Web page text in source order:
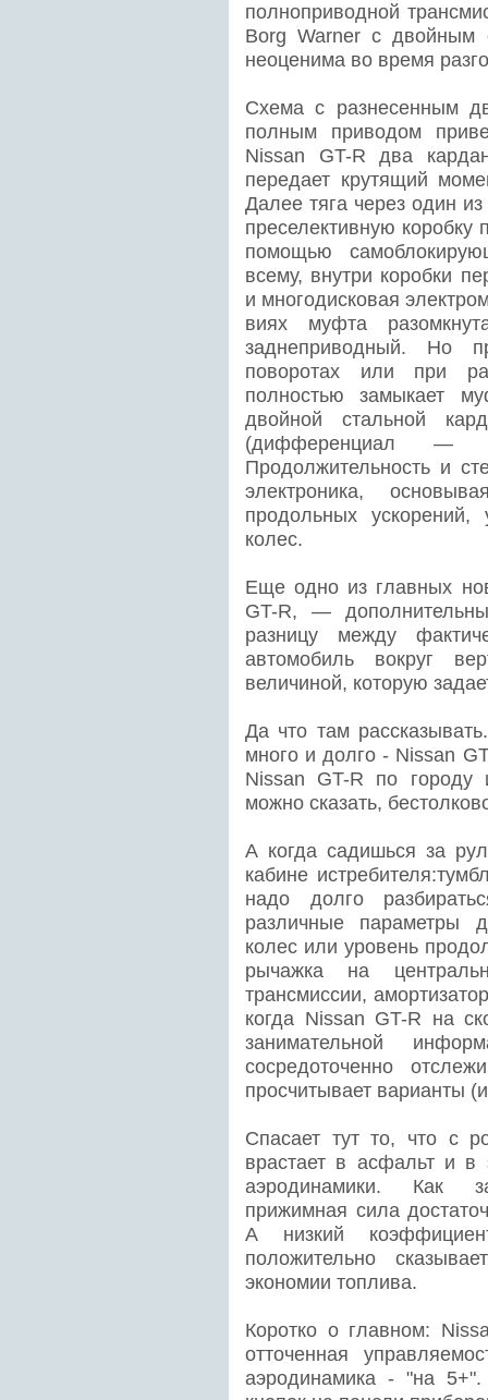
полноприводной
Borg Warner с двойным
неоценима во время
Схема с разнесенным
полным приводом
Nissan GT-R два
передает крутящий
Далее тяга через один
преселективную коробку
помощью
всему, внутри коробки
и многодисковая
виях муфта
заднеприводный. Но
поворотах или при
полностью замыкает
двойной стальной
(дифференциал —
Продолжительность и
электроника,
продольных ускорений,
колес.
Еще одно из главных
GT-R, —
разницу между
автомобиль вокруг
величиной, которую
Да что там
много и долго - Nissan
Nissan GT-R по
можно сказать,
А когда садишься за
кабине
надо долго
различные па­раметры
колес или уровень
рычажка на
трансмиссии,
когда Nissan GT-R на
занимательной
сосредоточенно
просчитывает варианты
Спасает тут то, что с
врастает в асфальт и в
аэродинамики. Как
прижимная сила
А низкий
положительно
экономии топлива.
Коротко о главном:
отточенная
аэродинамика - "на